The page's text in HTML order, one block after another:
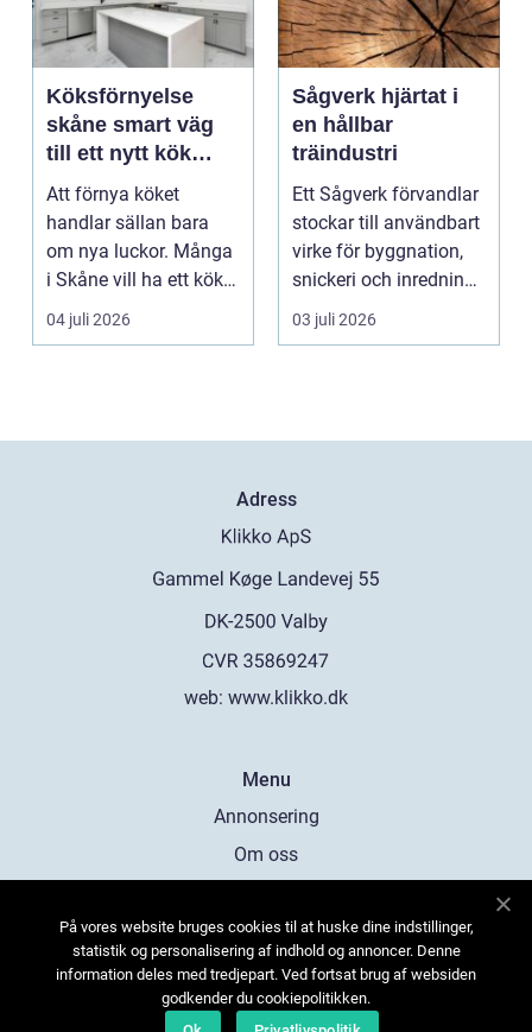
Köksförnyelse
skåne smart väg
till ett nytt kök
utan helrenovering
Att förnya köket
handlar sällan bara
om nya luckor. Många
i Skåne vill ha ett kök
som fungerar bättr...
04 juli 2026
Sågverk hjärtat i
en hållbar
träindustri
Ett Sågverk förvandlar
stockar till användbart
virke för byggnation,
snickeri och inredning.
Här möt...
03 juli 2026
Adress
web: www.klikko.dk
Menu
Annonsering
Om oss
Kontakta oss
Sitemap
På vores website bruges cookies til at huske dine indstillinger,
statistik og personalisering af indhold og annoncer. Denne
information deles med tredjepart. Ved fortsat brug af websiden
godkender du cookiepolitikken.